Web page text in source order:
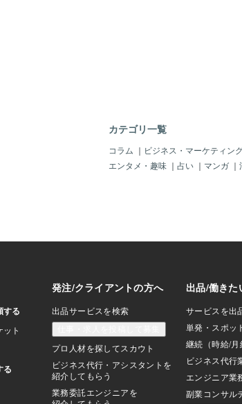
カテゴリ一覧
コラム ｜ ビジネス・マーケティン
エンタメ・趣味 ｜ 占い ｜ マンガ ｜